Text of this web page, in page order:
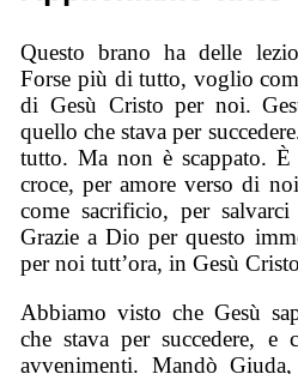
Questo brano ha delle
Forse più di tutto, voglio
di Gesù Cristo per noi.
quello che stava per
tutto. Ma non è scappato.
croce, per amore verso di
come sacrificio, per salvarci
Grazie a Dio per questo
per noi tutt’ora, in Gesù
Abbiamo visto che Gesù
che stava per succedere, e
avvenimenti. Mandò